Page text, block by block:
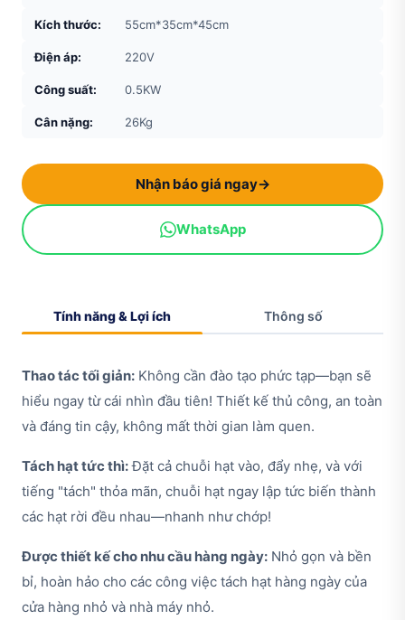
Kích thước: 55cm*35cm*45cm
Điện áp: 220V
Công suất: 0.5KW
Cân nặng: 26Kg
Nhận báo giá ngay→
WhatsApp
Tính năng & Lợi ích Thông số
Thao tác tối giản: Không cần đào tạo phức tạp—bạn sẽ
hiểu ngay từ cái nhìn đầu tiên! Thiết kế thủ công, an toàn
và đáng tin cậy, không mất thời gian làm quen.
Tách hạt tức thì:Đặt cả chuỗi hạt vào, đẩy nhẹ, và với
tiếng "tách" thỏa mãn, chuỗi hạt ngay lập tức biến thành
các hạt rời đều nhau—nhanh như chớp!
Được thiết kế cho nhu cầu hàng ngày: Nhỏ gọn và bền
bỉ, hoàn hảo cho các công việc tách hạt hàng ngày của
cửa hàng nhỏ và nhà máy nhỏ.